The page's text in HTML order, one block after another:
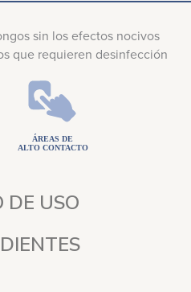
DE USO
sin los efectos nocivos
que requieren desinfección